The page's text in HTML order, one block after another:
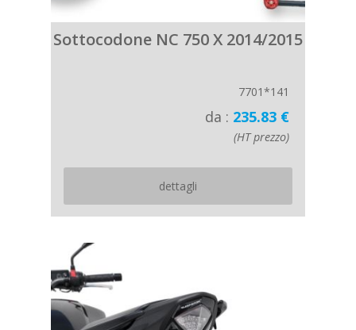
Sottocodone NC 750 X 2014/2015
7701*141
da : 235.83 €
(HT prezzo)
dettagli